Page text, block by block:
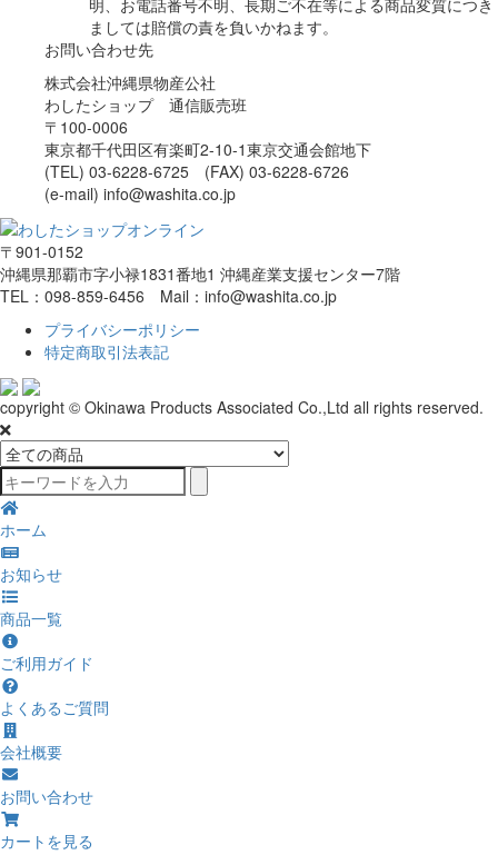
ましては賠償の責を負いかねます。
お問い合わせ先
株式会社沖縄県物産公社
わしたショップ 通信販売班
〒100-0006
東京都千代田区有楽町2-10-1東京交通会館地下
(TEL) 03-6228-6725 (FAX) 03-6228-6726
(e-mail) info@washita.co.jp
〒901-0152
沖縄県那覇市字小禄1831番地1 沖縄産業支援センター7階
TEL：098-859-6456 Mail：info@washita.co.jp
プライバシーポリシー
特定商取引法表記
copyright © Okinawa Products Associated Co.,Ltd all rights reserved.
ホーム
お知らせ
商品一覧
ご利用ガイド
よくあるご質問
会社概要
お問い合わせ
カートを見る